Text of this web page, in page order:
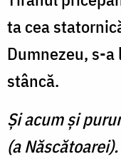
ta cea
Dumnezeu, s-
stâncă.
Şi acum şi
(a Născătoarei).